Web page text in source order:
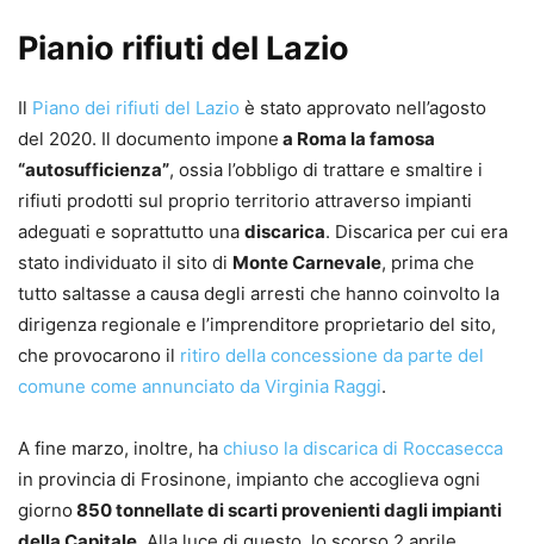
Pianio rifiuti del Lazio
Il Piano dei rifiuti del Lazio è stato approvato nell’agosto
del 2020. Il documento impone a Roma la famosa
“autosufficienza”, ossia l’obbligo di trattare e smaltire i
rifiuti prodotti sul proprio territorio attraverso impianti
adeguati e soprattutto una discarica. Discarica per cui era
stato individuato il sito di Monte Carnevale, prima che
tutto saltasse a causa degli arresti che hanno coinvolto la
dirigenza regionale e l’imprenditore proprietario del sito,
che provocarono il ritiro della concessione da parte del
comune come annunciato da Virginia Raggi.
A fine marzo, inoltre, ha chiuso la discarica di Roccasecca
in provincia di Frosinone, impianto che accoglieva ogni
giorno 850 tonnellate di scarti provenienti dagli impianti